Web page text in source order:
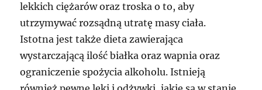
lekkich ciężarów oraz troska o to, aby
utrzymywać rozsądną utratę masy ciała.
Istotna jest także dieta zawierająca
wystarczającą ilość białka oraz wapnia oraz
ograniczenie spożycia alkoholu. Istnieją